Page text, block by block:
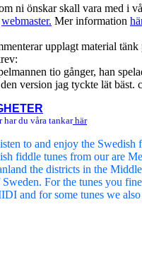
ni önskar skall vara med i
webmaster. Mer information
upplagt material tänk
tio gånger, han
version jag tyckte lät bäst.
har du våra tankarhär
to and enjoy the Swedish
fiddle tunes from our are
the districts in the
For the tunes you
and for some tunes we